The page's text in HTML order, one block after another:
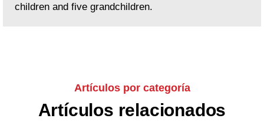
children and five grandchildren.
Artículos por categoría
Artículos relacionados